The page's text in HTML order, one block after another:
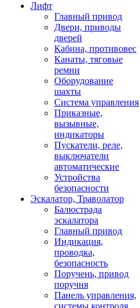
Лифт
Главный привод
Двери, приводы
дверей
Кабина, противовес
Канаты, тяговые
ремни
Оборудование
шахты
Система управления
Приказные,
вызывные,
индикаторы
Пускатели, реле,
выключатели
автоматические
Устройства
безопасности
Эскалатор, Траволатор
Балюстрада
эскалатора
Главный привод
Индикация,
проводка,
безопасность
Поручень, привод
поручня
Панель управления,
системы контроля